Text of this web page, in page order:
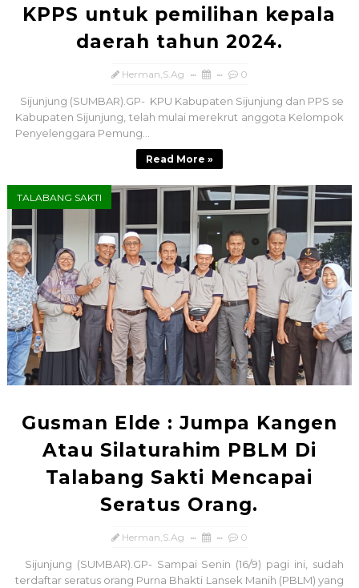
KPPS untuk pemilihan kepala
daerah tahun 2024.
Herman,S.Ag 0
Sijunjung (SUMBAR).GP- KPU Kabupaten Sijunjung dan PPS se
Kabupaten Sijunjung, telah mulai merekrut anggota Kelompok
Penyelenggara Pemung...
Read More »
TALABANG SAKTI
Gusman Elde : Jumpa Kangen
Atau Silaturahim PBLM Di
Talabang Sakti Mencapai
Seratus Orang.
Herman,S.Ag 0
Sijunjung (SUMBAR).GP- Sampai Senin (16/9) pagi ini, sudah
terdaftar seratus orang Purna Bhakti Lansek Manih (PBLM) yang